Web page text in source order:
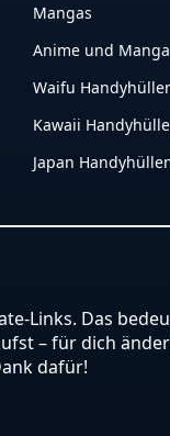
Mangas
Anime und
Waifu
Kawaii
Japan
Links. Das
– für dich
dafür!